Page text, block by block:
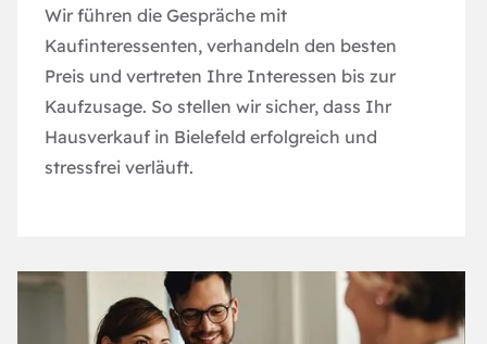
Wir führen die Gespräche mit
Kaufinteressenten, verhandeln den besten
Preis und vertreten Ihre Interessen bis zur
Kaufzusage. So stellen wir sicher, dass Ihr
Hausverkauf in Bielefeld erfolgreich und
stressfrei verläuft.